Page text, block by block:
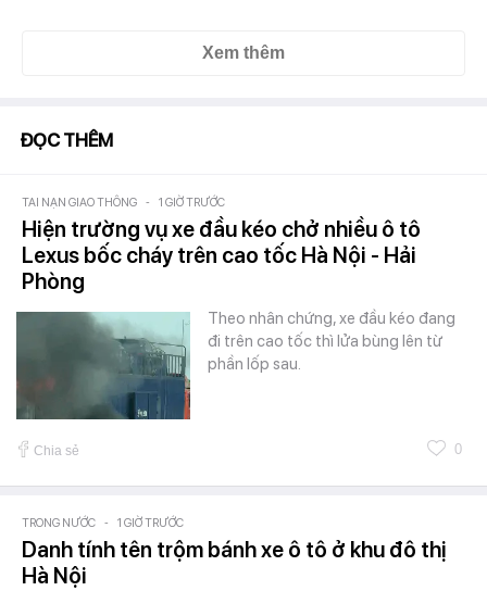
Xem thêm
ĐỌC THÊM
TAI NẠN GIAO THÔNG - 1 GIỜ TRƯỚC
Hiện trường vụ xe đầu kéo chở nhiều ô tô
Lexus bốc cháy trên cao tốc Hà Nội - Hải
Phòng
Theo nhân chứng, xe đầu kéo đang
đi trên cao tốc thì lửa bùng lên từ
phần lốp sau.
Chia sẻ 0
TRONG NƯỚC - 1 GIỜ TRƯỚC
Danh tính tên trộm bánh xe ô tô ở khu đô thị
Hà Nội